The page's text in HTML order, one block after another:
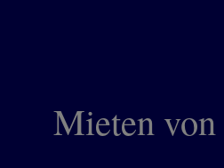
Mieten von